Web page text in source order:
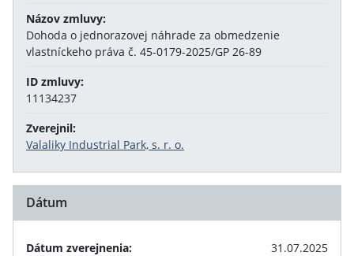
Názov zmluvy:
Dohoda o jednorazovej náhrade za obmedzenie
vlastníckeho práva č. 45-0179-2025/GP 26-89
ID zmluvy:
11134237
Zverejnil:
Valaliky Industrial Park, s. r. o.
Dátum
Dátum zverejnenia:
31.07.2025